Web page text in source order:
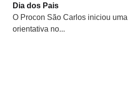
Dia dos Pais
O Procon São Carlos iniciou
orientativa no...